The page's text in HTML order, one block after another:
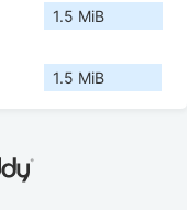
1.5 MiB
1.5 MiB